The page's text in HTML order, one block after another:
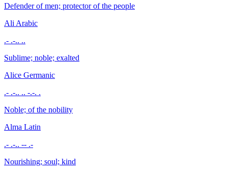
Defender of men; protector of the people
Ali Arabic
.- .-.. ..
Sublime; noble; exalted
Alice Germanic
.- .-.. .. -.-. .
Noble; of the nobility
Alma Latin
.- .-.. -- .-
Nourishing; soul; kind